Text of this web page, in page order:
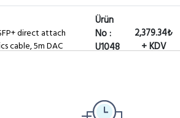
direct attach
cable, 5m DAC
Ürün
No :
U1048
2,379.34₺
+ KDV